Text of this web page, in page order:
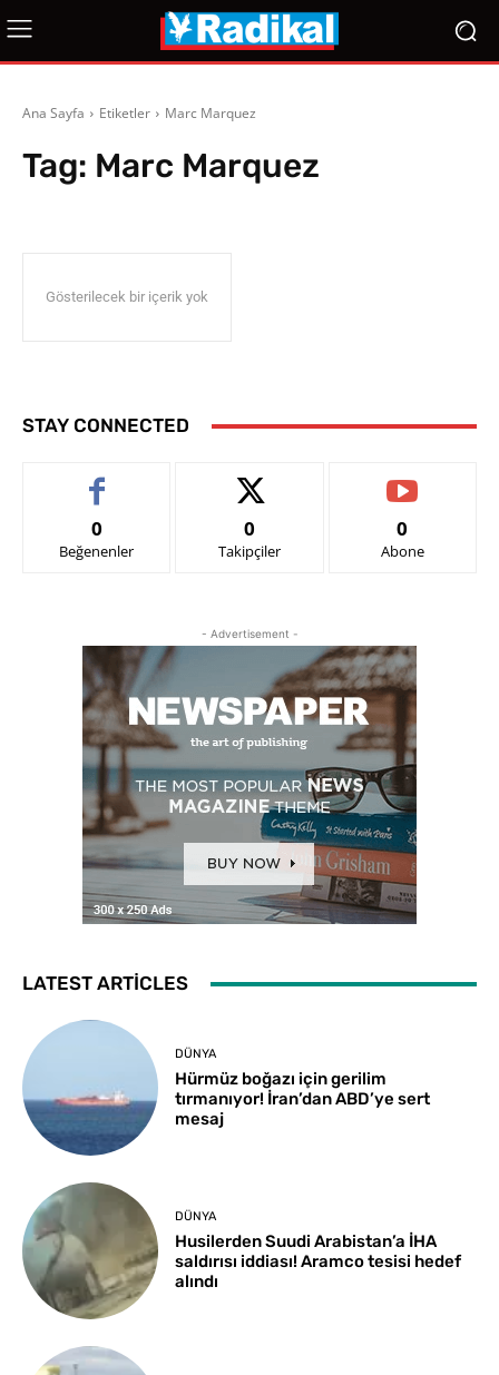
Ana Sayfa Etiketler Marc Marquez
Tag: Marc Marquez
Gösterilecek bir içerik yok
STAY CONNECTED
0
Beğenenler
0
Takipçiler
0
Abone
- Advertisement -
LATEST ARTICLES
DÜNYA
Hürmüz boğazı için gerilim
tırmanıyor! İran’dan ABD’ye sert
mesaj
DÜNYA
Husilerden Suudi Arabistan’a İHA
saldırısı iddiası! Aramco tesisi hedef
alındı